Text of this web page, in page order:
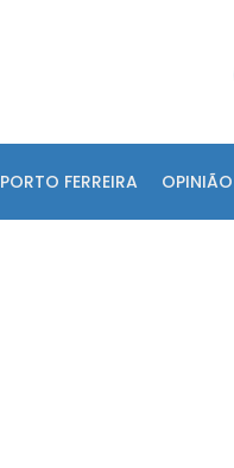
PORTO FERREIRA